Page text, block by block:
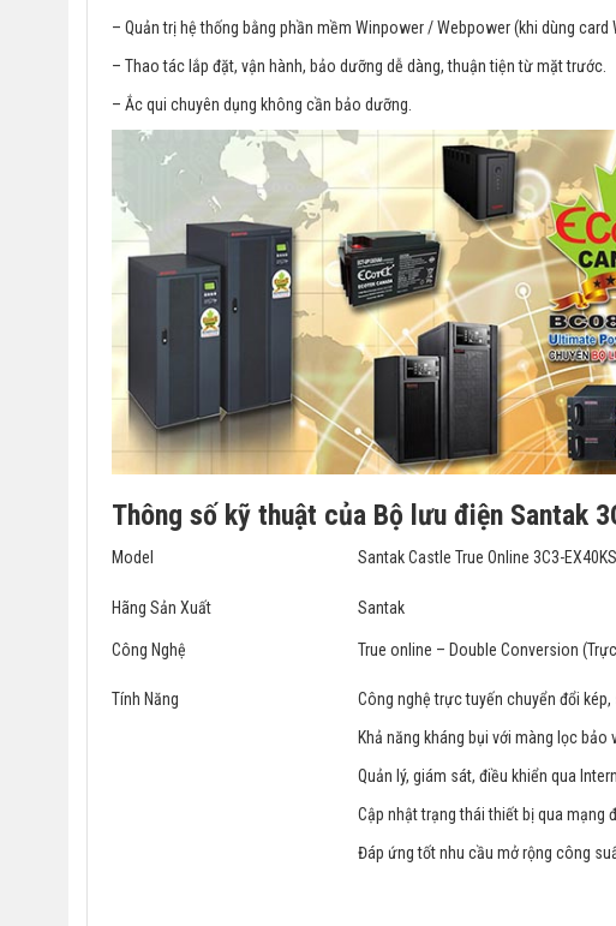
– Quản trị hệ thống bằng phần mềm Winpower / Webpower (khi dùng
– Thao tác lắp đặt, vận hành, bảo dưỡng dễ dàng, thuận tiện từ mặt trước.
– Ắc qui chuyên dụng không cần bảo dưỡng.
Thông số kỹ thuật của Bộ lưu điện Santak
Model Santak Castle True Online 3C3-EX40KS
Hãng Sản Xuất Santak
Công Nghệ True online – Double Conversion
Tính Năng
Công nghệ trực tuyến chuyển đổi
Khả năng kháng bụi với màng lọc bảo
Quản lý, giám sát, điều khiển qua
Cập nhật trạng thái thiết bị qua mạng
Đáp ứng tốt nhu cầu mở rộng công